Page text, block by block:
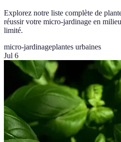
Explorez notre liste complète de
réussir votre micro-jardinage en
limité.
micro-jardinageplantes urbaines
Jul 6